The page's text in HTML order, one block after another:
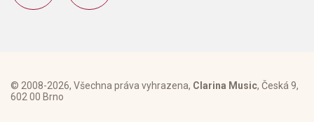
© 2008-2026, Všechna práva vyhrazena, Clarina Music, Česká 9,
602 00 Brno